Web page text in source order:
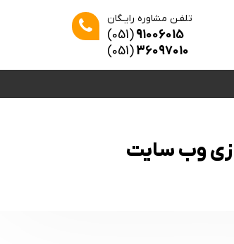
تلفـن مشاوره رایـگان
91006015
(051)
36097010
(051)
وب سایت